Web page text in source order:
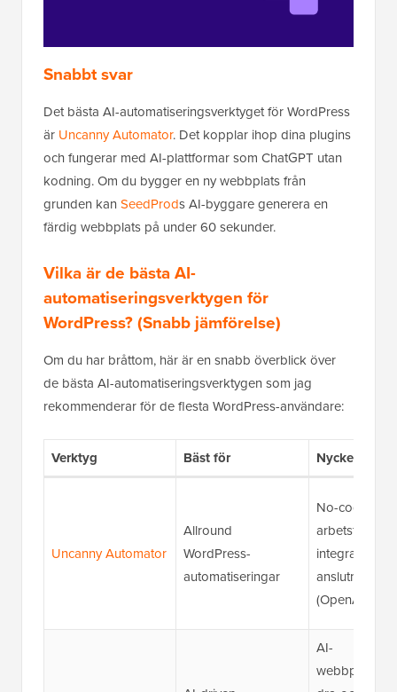
Snabbt svar
Det bästa AI-automatiseringsverktyget för WordPress
är Uncanny Automator. Det kopplar ihop dina plugins
och fungerar med AI-plattformar som ChatGPT utan
kodning. Om du bygger en ny webbplats från
grunden kan SeedProds AI-byggare generera en
färdig webbplats på under 60 sekunder.
Vilka är de bästa AI-
automatiseringsverktygen för
WordPress? (Snabb jämförelse)
Om du har bråttom, här är en snabb överblick över
de bästa AI-automatiseringsverktygen som jag
rekommenderar för de flesta WordPress-användare:
Verktyg Bäst för
Uncanny Automator
Allround
WordPress-
automatiseringar
No-code-
arbetsflöden,
integrationer,
anslutningar
(OpenAI,
AI-